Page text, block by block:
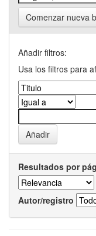
Comenzar nueva
Añadir filtros:
Usa los filtros para
Resultados por
Autor/registro